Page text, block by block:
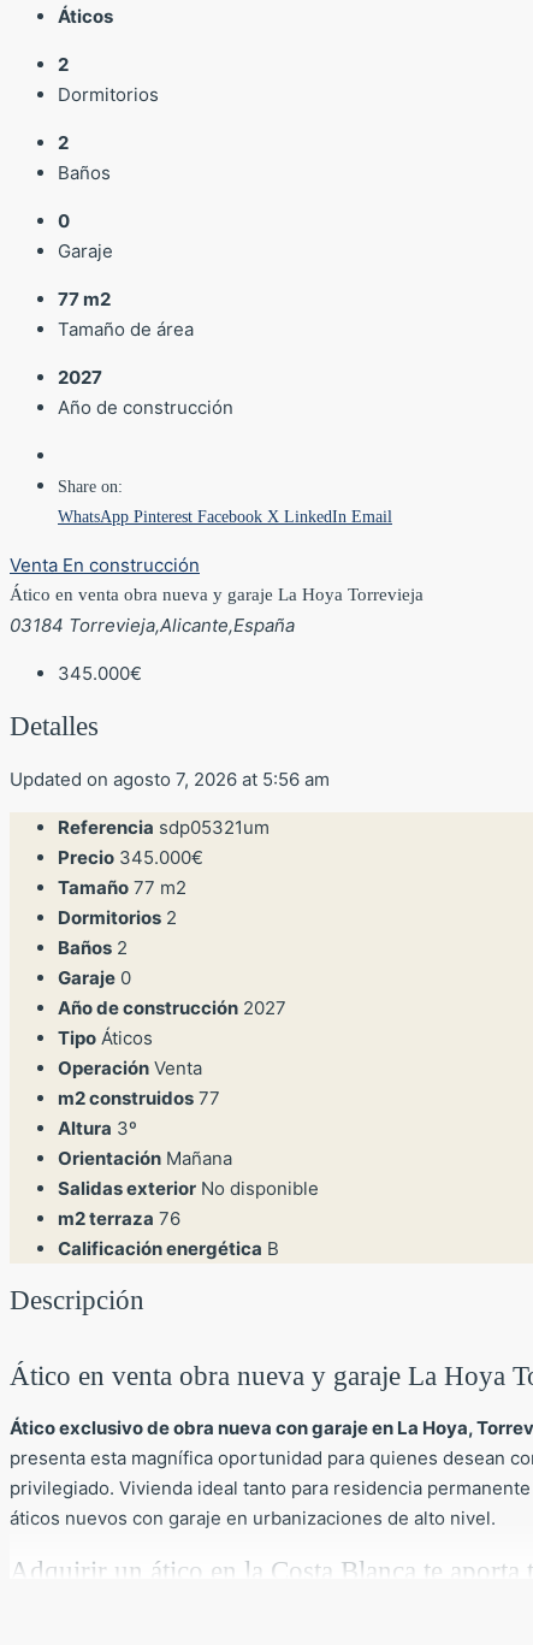
Áticos
2
Dormitorios
2
Baños
0
Garaje
77 m2
Tamaño de área
2027
Año de construcción
Share on:
WhatsApp Pinterest Facebook X LinkedIn Email
Venta En construcción
Ático en venta obra nueva y garaje La Hoya Torrevieja
03184 Torrevieja,Alicante,España
345.000€
Detalles
Updated on agosto 7, 2026 at 5:56 am
Referencia sdp05321um
Precio 345.000€
Tamaño 77 m2
Dormitorios 2
Baños 2
Garaje 0
Año de construcción 2027
Tipo Áticos
Operación Venta
m2 construidos 77
Altura 3º
Orientación Mañana
Salidas exterior No disponible
m2 terraza 76
Calificación energética B
Descripción
Ático en venta obra nueva y garaje La Hoya
Ático exclusivo de obra nueva con garaje en La Hoya,
presenta esta magnífica oportunidad para quienes desean
privilegiado. Vivienda ideal tanto para residencia
áticos nuevos con garaje en urbanizaciones de alto nivel.
Adquirir un ático en la Costa Blanca te
Este ático se encuentra en un enclave estratégico entre las